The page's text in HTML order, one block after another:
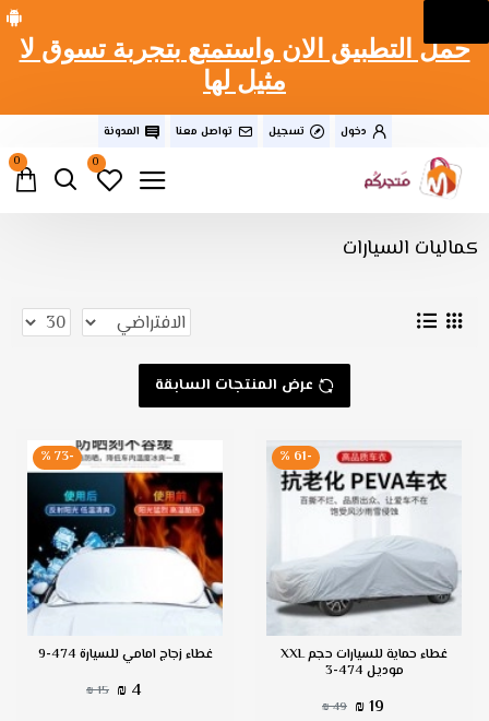
حمل التطبيق الان واستمتع بتجربة تسوق لا
مثيل لها
دخول تسجيل تواصل معنا
المدونة
0
0
كماليات السيارات
عرض المنتجات السابقة
-61 %
غطاء حماية للسيارات حجم XXL
موديل 474-3
19 ₪
49 ₪
-73 %
غطاء زجاج امامي للسيارة 474-9
4 ₪
15 ₪